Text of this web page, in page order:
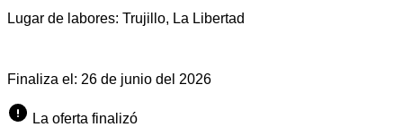
Lugar de labores: Trujillo, La Libertad
Finaliza el: 26 de junio del 2026
La oferta finalizó